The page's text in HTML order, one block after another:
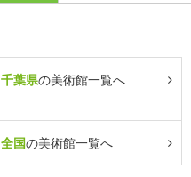
千葉県の美術館一覧へ
全国の美術館一覧へ